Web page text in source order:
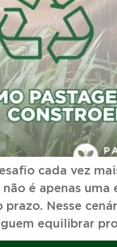
cada vez
é apenas
Nesse
equilibrar